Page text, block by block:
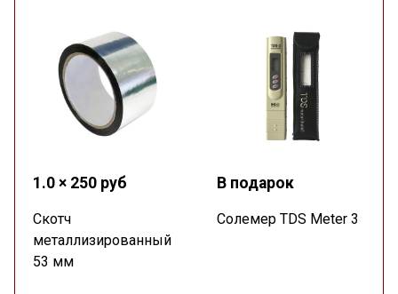
1.0 × 250 руб
Скотч
металлизированный
53 мм
В подарок
Солемер TDS Meter 3